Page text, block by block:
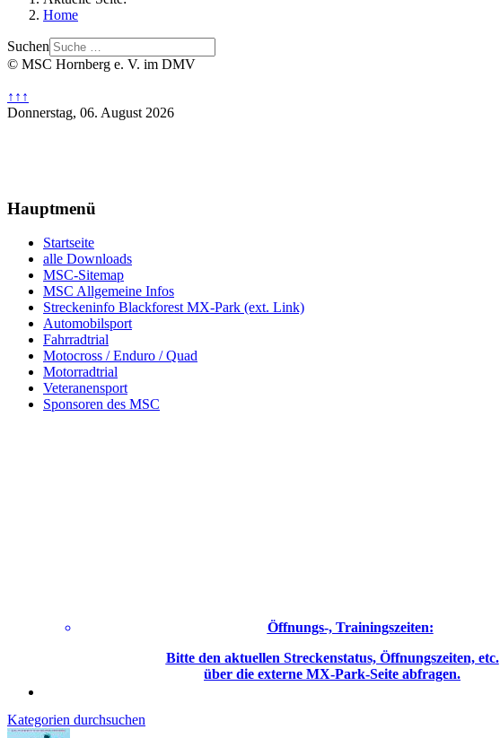
Home
Suchen
© MSC Hornberg e. V. im DMV
↑↑↑
Donnerstag, 06. August 2026
Hauptmenü
Startseite
alle Downloads
MSC-Sitemap
MSC Allgemeine Infos
Streckeninfo Blackforest MX-Park (ext. Link)
Automobilsport
Fahrradtrial
Motocross / Enduro / Quad
Motorradtrial
Veteranensport
Sponsoren des MSC
Öffnungs-, Trainingszeiten:
Bitte den aktuellen Streckenstatus, Öffnungszeiten, etc.
über die externe MX-Park-Seite abfragen.
Kategorien durchsuchen